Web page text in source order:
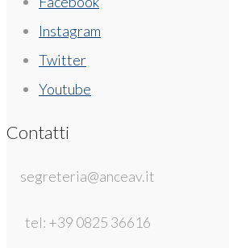
Instagram
Twitter
Youtube
Contatti
segreteria@anceav.it
tel: +39 0825 36616